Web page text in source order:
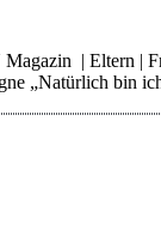
| Eltern |
„Natürlich bin